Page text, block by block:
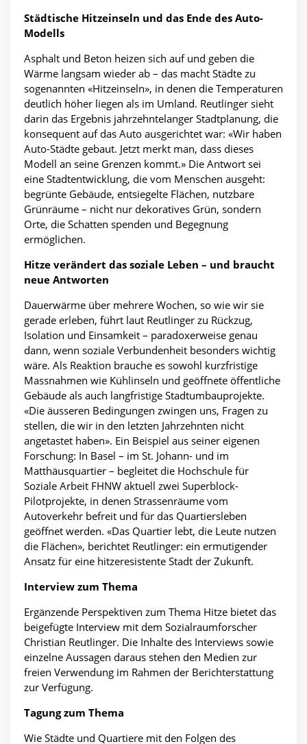
Städtische Hitzeinseln und das Ende des Auto-
Modells
Asphalt und Beton heizen sich auf und geben die
Wärme langsam wieder ab – das macht Städte zu
sogenannten «Hitzeinseln», in denen die Temperaturen
deutlich höher liegen als im Umland. Reutlinger sieht
darin das Ergebnis jahrzehntelanger Stadtplanung, die
konsequent auf das Auto ausgerichtet war: «Wir haben
Auto-Städte gebaut. Jetzt merkt man, dass dieses
Modell an seine Grenzen kommt.» Die Antwort sei
eine Stadtentwicklung, die vom Menschen ausgeht:
begrünte Gebäude, entsiegelte Flächen, nutzbare
Grünräume – nicht nur dekoratives Grün, sondern
Orte, die Schatten spenden und Begegnung
ermöglichen.
Hitze verändert das soziale Leben – und braucht
neue Antworten
Dauerwärme über mehrere Wochen, so wie wir sie
gerade erleben, führt laut Reutlinger zu Rückzug,
Isolation und Einsamkeit – paradoxerweise genau
dann, wenn soziale Verbundenheit besonders wichtig
wäre. Als Reaktion brauche es sowohl kurzfristige
Massnahmen wie Kühlinseln und geöffnete öffentliche
Gebäude als auch langfristige Stadtumbauprojekte.
«Die äusseren Bedingungen zwingen uns, Fragen zu
stellen, die wir in den letzten Jahrzehnten nicht
angetastet haben». Ein Beispiel aus seiner eigenen
Forschung: In Basel – im St. Johann- und im
Matthäusquartier – begleitet die Hochschule für
Soziale Arbeit FHNW aktuell zwei Superblock-
Pilotprojekte, in denen Strassenräume vom
Autoverkehr befreit und für das Quartiersleben
geöffnet werden. «Das Quartier lebt, die Leute nutzen
die Flächen», berichtet Reutlinger: ein ermutigender
Ansatz für eine hitzeresistente Stadt der Zukunft.
Interview zum Thema
Ergänzende Perspektiven zum Thema Hitze bietet das
beigefügte Interview mit dem Sozialraumforscher
Christian Reutlinger. Die Inhalte des Interviews sowie
einzelne Aussagen daraus stehen den Medien zur
freien Verwendung im Rahmen der Berichterstattung
zur Verfügung.
Tagung zum Thema
Wie Städte und Quartiere mit den Folgen des